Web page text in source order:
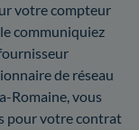
votre compteur
communiquiez
de réseau
Romaine, vous
pour votre contrat